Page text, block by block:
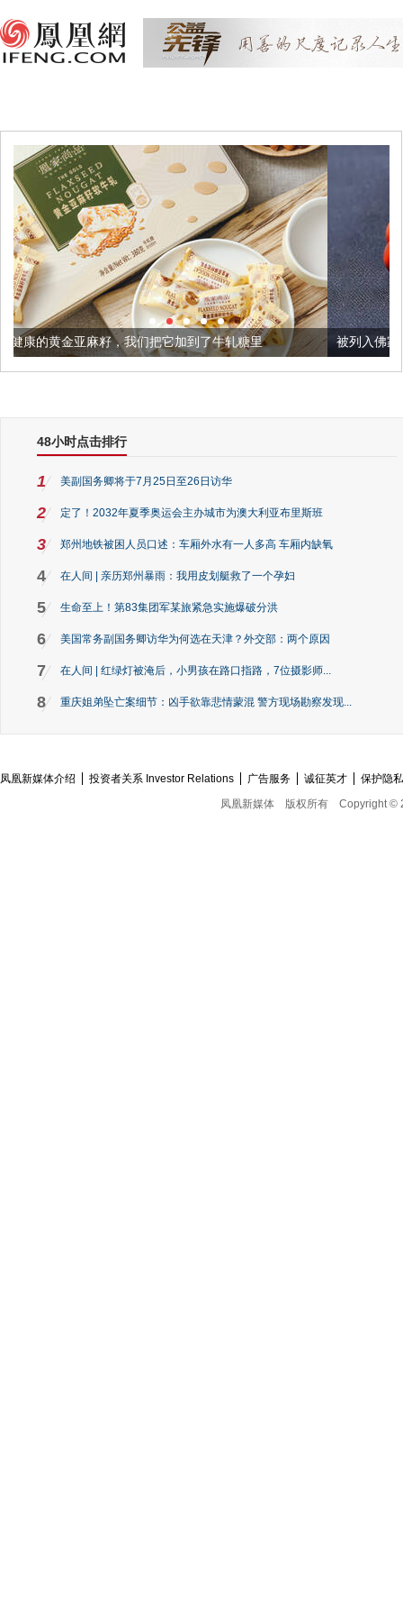
我们把它加到了牛轧糖里 被列入佛家七宝的它到底有多美
48小时点击排行
1 美副国务卿将于7月25日至26日访华
2 定了！2032年夏季奥运会主办城市为澳大利亚布里斯班
3 郑州地铁被困人员口述：车厢外水有一人多高 车厢内缺氧
4 在人间 | 亲历郑州暴雨：我用皮划艇救了一个孕妇
5 生命至上！第83集团军某旅紧急实施爆破分洪
6 美国常务副国务卿访华为何选在天津？外交部：两个原因
7 在人间 | 红绿灯被淹后，小男孩在路口指路，7位摄影师...
8 重庆姐弟坠亡案细节：凶手欲靠悲情蒙混 警方现场勘察发现...
凤凰新媒体介绍 投资者关系 Investor Relations 广告服务 诚征英才
保护隐
凤凰新媒体
版权所有 Copyright ©